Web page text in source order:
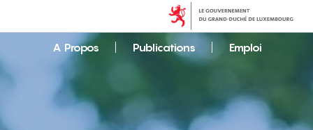
A Propos Publications Emploi